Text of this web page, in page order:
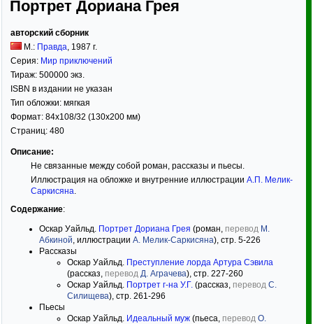
Портрет Дориана Грея
авторский сборник
М.: Правда, 1987 г.
Серия: Мир приключений
Тираж: 500000 экз.
ISBN в издании не указан
Тип обложки: мягкая
Формат: 84x108/32 (130x200 мм)
Страниц: 480
Описание:
Не связанные между собой роман, рассказы и пьесы.
Иллюстрация на обложке и внутренние иллюстрации А.П. Мелик-
Саркисяна.
Содержание:
Оскар Уайльд. Портрет Дориана Грея (роман, перевод М.
Абкиной, иллюстрации А. Мелик-Саркисяна), стр. 5-226
Рассказы
Оскар Уайльд. Преступление лорда Артура Сэвила
(рассказ, перевод Д. Аграчева), стр. 227-260
Оскар Уайльд. Портрет г-на У.Г. (рассказ, перевод С.
Силищева), стр. 261-296
Пьесы
Оскар Уайльд. Идеальный муж (пьеса, перевод О.